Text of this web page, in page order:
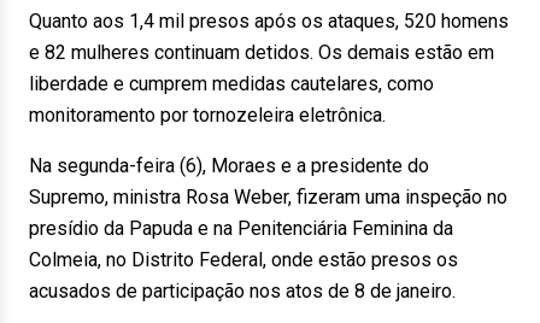
Quanto aos 1,4 mil presos após os ataques, 520 homens
e 82 mulheres continuam detidos. Os demais estão em
liberdade e cumprem medidas cautelares, como
monitoramento por tornozeleira eletrônica.
Na segunda-feira (6), Moraes e a presidente do
Supremo, ministra Rosa Weber, fizeram uma inspeção no
presídio da Papuda e na Penitenciária Feminina da
Colmeia, no Distrito Federal, onde estão presos os
acusados de participação nos atos de 8 de janeiro.